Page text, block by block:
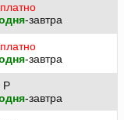
-завтра
-завтра
P
-завтра